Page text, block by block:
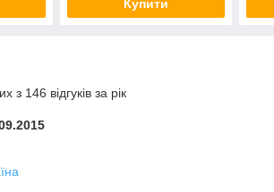
Купити
з 146 відгуків за рік